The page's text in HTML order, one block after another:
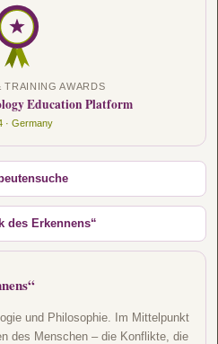
TRAINING AWARDS
Education Platform
· Germany
des Erkennens“
und Philosophie. Im Mittelpunkt
des Menschen – die Konflikte, die